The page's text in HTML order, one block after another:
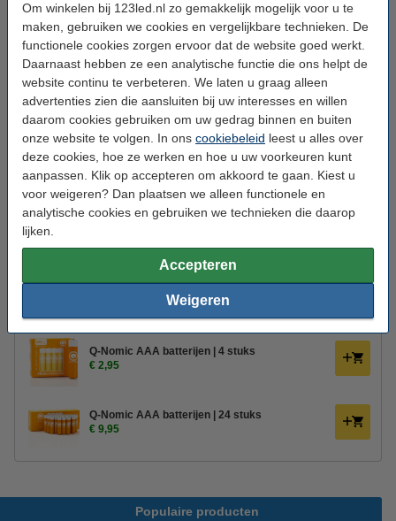
Om winkelen bij 123led.nl zo gemakkelijk mogelijk voor u te
maken, gebruiken we cookies en vergelijkbare technieken. De
functionele cookies zorgen ervoor dat de website goed werkt.
Daarnaast hebben ze een analytische functie die ons helpt de
website continu te verbeteren. We laten u graag alleen
advertenties zien die aansluiten bij uw interesses en willen
daarom cookies gebruiken om uw gedrag binnen en buiten
onze website te volgen. In ons cookiebeleid leest u alles over
deze cookies, hoe ze werken en hoe u uw voorkeuren kunt
aanpassen. Klik op accepteren om akkoord te gaan. Kiest u
voor weigeren? Dan plaatsen we alleen functionele en
analytische cookies en gebruiken we technieken die daarop
lijken.
Accepteren
Weigeren
Afmetingen: 2,5 x 15 cm (bxh)
Ø 2,5 cm
Beschermingsniveau: IP20
Gebruik: Binnen
Branduren: 300 uur
Aantal lampjes: 2
Oud voor nieuw: uw oude apparaat
Bestel mee:
Afstandsbediening voor Deluxe HomeArt led
Q-Nomic AAA batterijen | 4 stuks
€ 2,95
Q-Nomic AAA batterijen | 24 stuks
€ 9,95
Populaire producten